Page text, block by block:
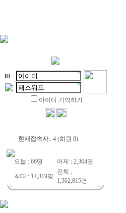
아이디 기억하기
현재접속자: 4 (회원 0)
오늘 : 66명 어제 : 2,364명
최대 : 14,319명
전체 :
1,302,815명